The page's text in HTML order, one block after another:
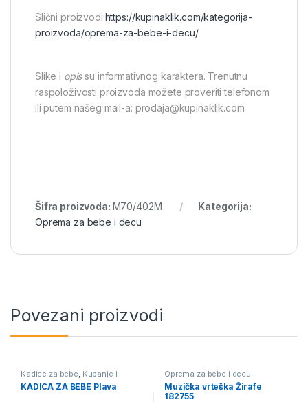
Slični proizvodi:https://kupinaklik.com/kategorija-
proizvoda/oprema-za-bebe-i-decu/
Slike i opissu informativnog karaktera. Trenutnu
raspoloživosti proizvoda možete proveriti telefonom
ili putem našeg mail-a: prodaja@kupinaklik.com
Šifra proizvoda: M70/402M
Kategorija:
Oprema za bebe i decu
Povezani proizvodi
Kadice za bebe, Kupanje i
povijanje ,Oprema za bebe i
decu
KADICA ZA BEBE Plava
Oprema za bebe i decu
Muzička vrteška Žirafe
182755